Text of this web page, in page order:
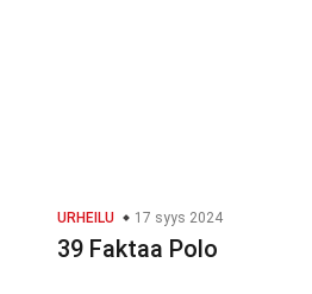
URHEILU 17 syys 2024
39 Faktaa Polo